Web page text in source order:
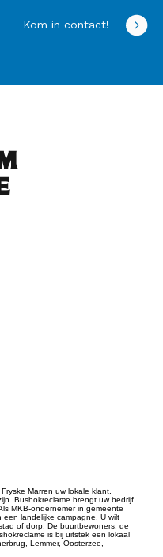
Kom in contact!
Marren uw lokale klant.
Bushokreclame brengt uw bedrijf
MKB-ondernemer in gemeente
landelijke campagne. U wilt
of dorp. De buurtbewoners, de
is bij uitstek een lokaal
Lemmer, Oosterzee,